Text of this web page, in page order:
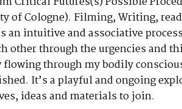
of Cologne). Filming, Writing,
an intuitive and associative
other through the urgencies and
flowing through my bodily
It’s a playful and ongoing
ideas and materials to join.